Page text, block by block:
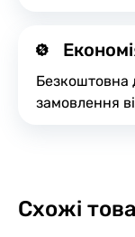
Безкоштовна
замовлення
Схожі